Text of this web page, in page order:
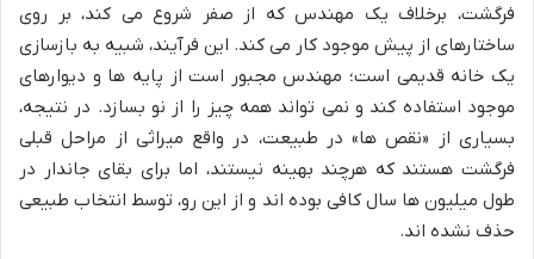
فرگشت، برخلاف یک مهندس که از صفر شروع می کند، بر روی
ساختارهای از پیش موجود کار می کند. این فرآیند، شبیه به بازسازی
یک خانه قدیمی است؛ مهندس مجبور است از پایه ها و دیوارهای
موجود استفاده کند و نمی تواند همه چیز را از نو بسازد. در نتیجه،
بسیاری از «نقص ها» در طبیعت، در واقع میراثی از مراحل قبلی
فرگشت هستند که هرچند بهینه نیستند، اما برای بقای جاندار در
طول میلیون ها سال کافی بوده اند و از این رو، توسط انتخاب طبیعی
حذف نشده اند.